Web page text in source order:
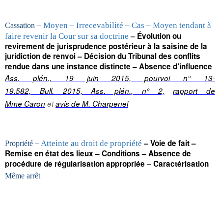
Cassation – Moyen – Irrecevabilité – Cas – Moyen tendant à
faire revenir la Cour sur sa doctrine– Évolution ou
revirement de jurisprudence postérieur à la saisine de la
juridiction de renvoi – Décision du Tribunal des conflits
rendue dans une instance distincte – Absence d’influence
Ass. plén., 19 juin 2015, pourvoi n° 13-
19.582, Bull. 2015, Ass. plén., n° 2,
rapport de
Mme Caron etavis de M. Charpenel
Propriété – Atteinte au droit de propriété – Voie de fait –
Remise en état des lieux – Conditions – Absence de
procédure de régularisation appropriée – Caractérisation
Même arrêt